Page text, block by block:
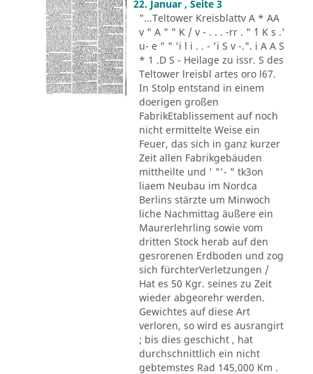
22. Januar , Seite 3
"...Teltower Kreisblattv A * AA
v " A " " K / v - . . . -rr . " ´1 K s .'
u- e " " 'i l i . . - 'i S v -.". i A A S
* 1 .D S - Heilage zu issr. S des
Teltower lreisbl artes oro l67.
In Stolp entstand in einem
doerigen großen
FabrikEtablissement auf noch
nicht ermittelte Weise ein
Feuer, das sich in ganz kurzer
Zeit allen Fabrikgebäuden
mittheilte und ' "'- " tk3on
liaem Neubau im Nordca
Berlins stärzte um Minwoch
liche Nachmittag äußere ein
Maurerlehrling sowie vom
dritten Stock herab auf den
gesrorenen Erdboden und zog
sich fürchterVerletzungen /
Hat es 50 Kgr. seines zu Zeit
wieder abgeorehr werden.
Gewichtes auf diese Art
verloren, so wird es ausrangirt
; bis dies geschicht , hat
durchschnittlich ein nicht
gebtemstes Rad 145,000 Km .